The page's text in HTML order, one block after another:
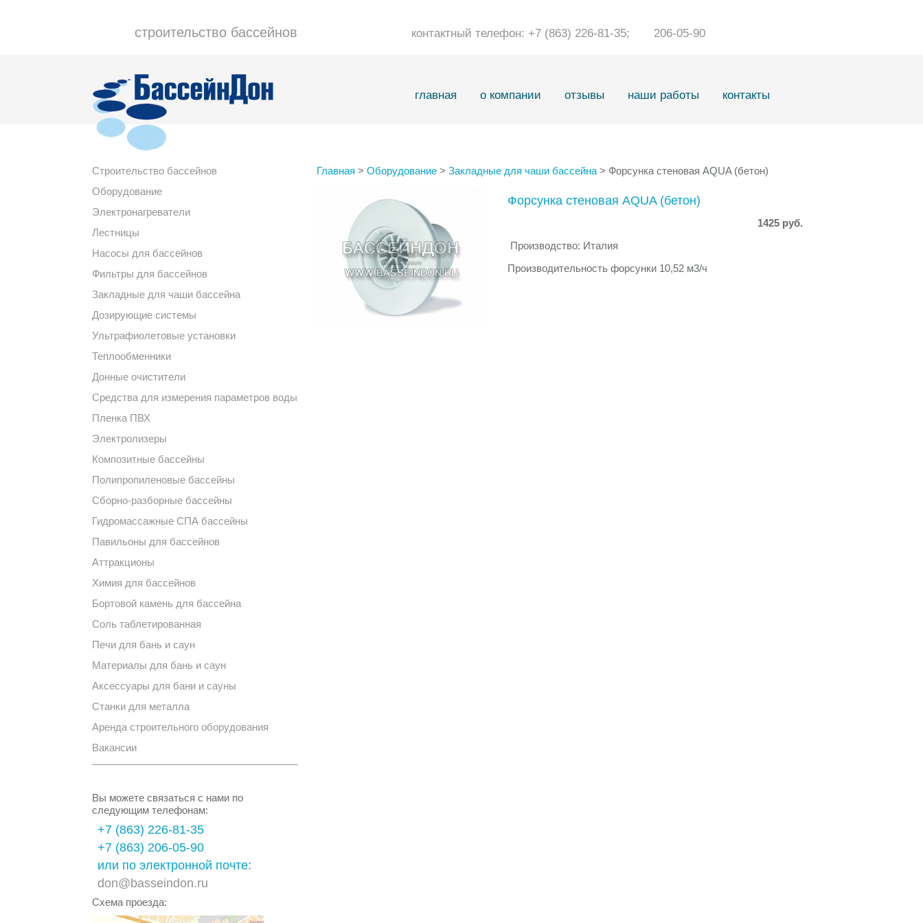
строительство бассейнов контактный телефон: +7 (863) 226-81-35; 206-05-90
главная о компании отзывы наши работы контакты
Строительство бассейнов
Оборудование
Электронагреватели
Лестницы
Насосы для бассейнов
Фильтры для бассейнов
Закладные для чаши бассейна
Дозирующие системы
Ультрафиолетовые установки
Теплообменники
Донные очистители
Средства для измерения параметров воды
Пленка ПВХ
Электролизеры
Композитные бассейны
Полипропиленовые бассейны
Сборно-разборные бассейны
Гидромассажные СПА бассейны
Павильоны для бассейнов
Аттракционы
Химия для бассейнов
Бортовой камень для бассейна
Соль таблетированная
Печи для бань и саун
Материалы для бань и саун
Аксессуары для бани и сауны
Станки для металла
Аренда строительного оборудования
Вакансии
Вы можете связаться с нами по
следующим телефонам:
+7 (863) 226-81-35
+7 (863) 206-05-90
или по электронной почте:
don@basseindon.ru
Схема проезда:
Главная > Оборудование> Закладные для чаши бассейна> Форсунка стеновая AQUA (бетон)
Форсунка стеновая AQUA (бетон)
1425 руб.
Производство: Италия
Производительность форсунки 10,52 м3/ч